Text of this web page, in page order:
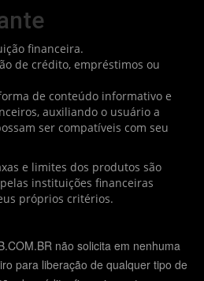
financeira.
de crédito, empréstimos ou
de conteúdo informativo e
auxiliando o usuário a
ser compatíveis com seu
e limites dos produtos são
instituições financeiras
próprios critérios.
não solicita em nenhuma
para liberação de qualquer tipo de